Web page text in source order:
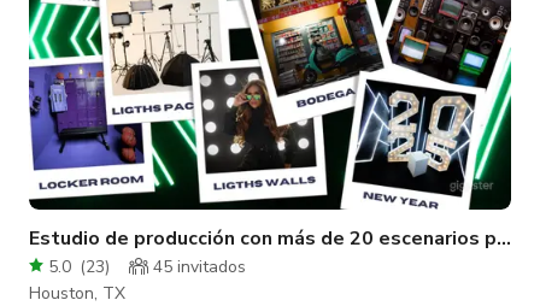
Estudio de producción con más de 20 escenarios
5.0 (23)
45 invitados
Houston, TX